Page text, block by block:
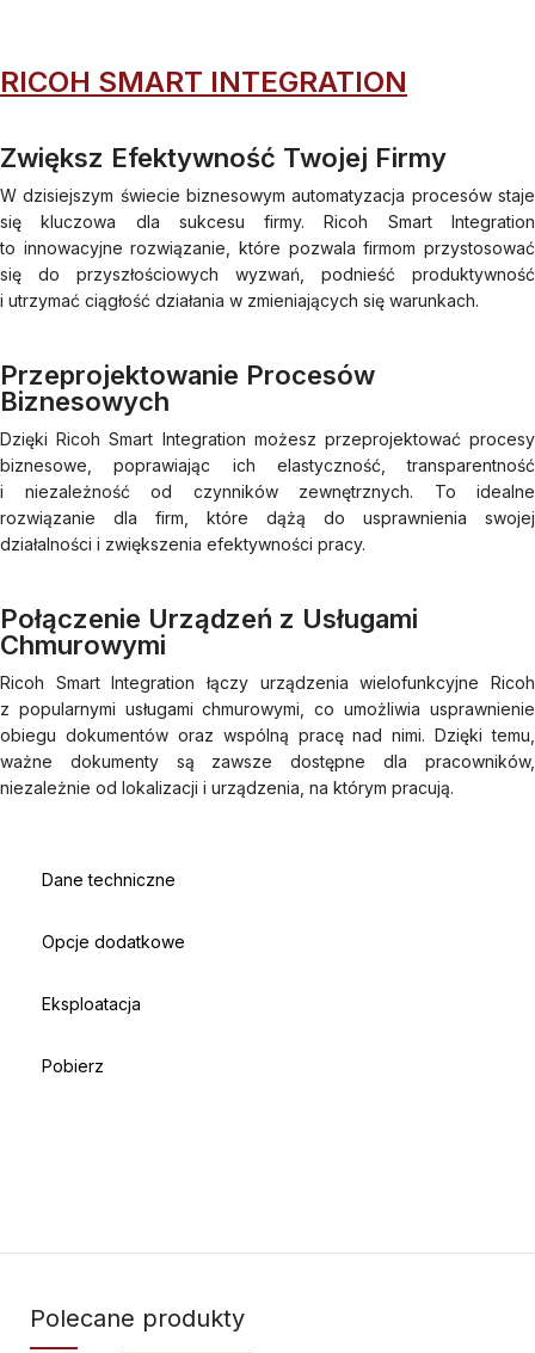
Dane techniczne
Opcje dodatkowe
Eksploatacja
Pobierz
RICOH SMART INTEGRATION
Zwiększ Efektywność Twojej Firmy
W dzisiejszym świecie biznesowym automatyzacja procesów staje
się kluczowa dla sukcesu firmy. Ricoh Smart Integration
to innowacyjne rozwiązanie, które pozwala firmom przystosować
się do przyszłościowych wyzwań, podnieść produktywność
i utrzymać ciągłość działania w zmieniających się warunkach.
Przeprojektowanie Procesów
Biznesowych
Dzięki Ricoh Smart Integration możesz przeprojektować procesy
biznesowe, poprawiając ich elastyczność, transparentność
i niezależność od czynników zewnętrznych. To idealne
rozwiązanie dla firm, które dążą do usprawnienia swojej
działalności i zwiększenia efektywności pracy.
Połączenie Urządzeń z Usługami
Chmurowymi
Ricoh Smart Integration łączy urządzenia wielofunkcyjne Ricoh
z popularnymi usługami chmurowymi, co umożliwia usprawnienie
obiegu dokumentów oraz wspólną pracę nad nimi. Dzięki temu,
ważne dokumenty są zawsze dostępne dla pracowników,
niezależnie od lokalizacji i urządzenia, na którym pracują.
Polecane produkty